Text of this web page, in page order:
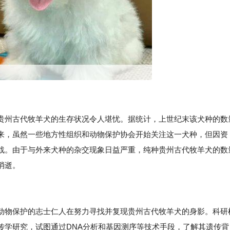
古代牧羊犬的生存状况令人堪忧。据统计，上世纪末该犬种的数
虽然一些地方性组织和动物保护协会开始关注这一犬种，但因资
由于与外来犬种的杂交现象日益严重，纯种贵州古代牧羊犬的数
。
保护的志士仁人在努力寻找并复现贵州古代牧羊犬的身影。科研
研究，试图通过DNA分析和基因测序等技术手段，了解其遗传背